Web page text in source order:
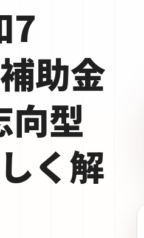
7
助金
型
く解